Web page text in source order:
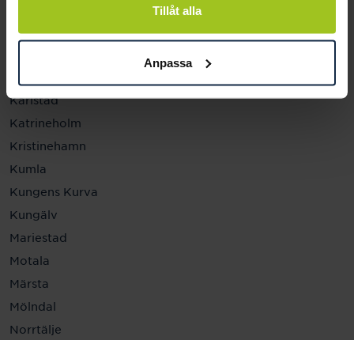
Tillåt alla
Anpassa
Jönköping
Karlstad
Katrineholm
Kristinehamn
Kumla
Kungens Kurva
Kungälv
Mariestad
Motala
Märsta
Mölndal
Norrtälje